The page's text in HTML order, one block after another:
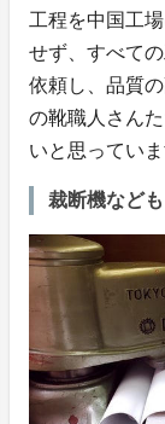
工程を中国工
せず、すべて
依頼し、品質
の靴職人さん
いと思っていま
裁断機なども